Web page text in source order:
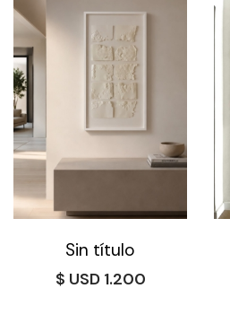
Sin título
$ 1.200